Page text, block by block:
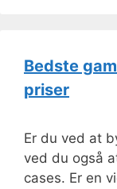
Bedste
priser
Er du ved at
ved du også
cases. Er en